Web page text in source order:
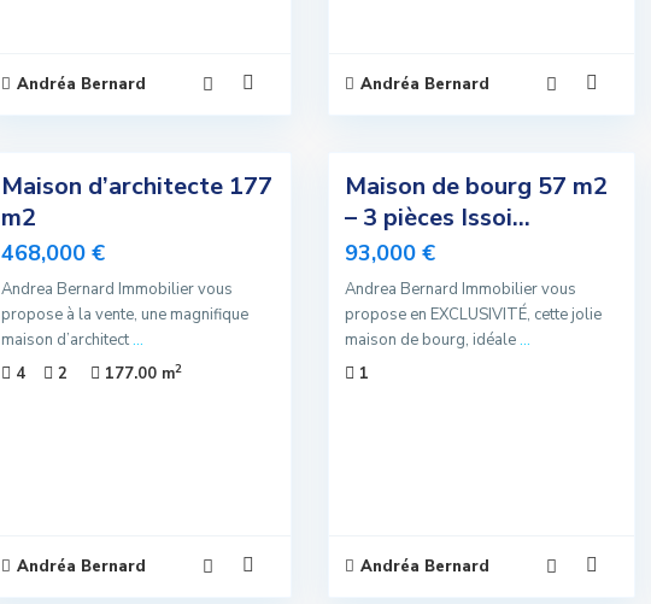
Andréa Bernard Andréa Bernard
11
Maison d’architecte 177
m2
468,000 €
Andrea Bernard Immobilier vous
propose à la vente, une magnifique
maison d’architect...
4
2 177.00 m2
Andréa Bernard
Maison de bourg 57 m2
– 3 pièces Issoi...
93,000 €
Andrea Bernard Immobilier vous
propose en EXCLUSIVITÉ, cette jolie
maison de bourg, idéale...
1
Andréa Bernard